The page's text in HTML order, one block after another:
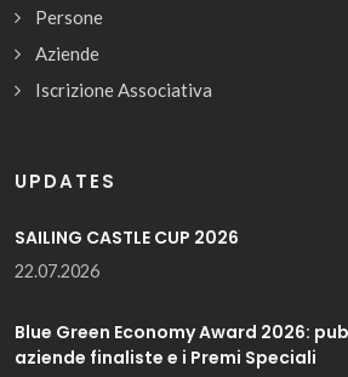
Persone
Aziende
Iscrizione Associativa
UPDATES
SAILING CASTLE CUP 2026
22.07.2026
Blue Green Economy Award 2026:
aziende finaliste e i Premi Speciali